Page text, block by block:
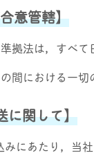
意管轄】
拠法は，すべて
間における一
に関して】
みにあたり，当